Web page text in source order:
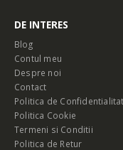
DE INTERES
Blog
Contul meu
Despre noi
Contact
Politica de
Politica Cookie
Termeni si Conditii
Politica de Retur